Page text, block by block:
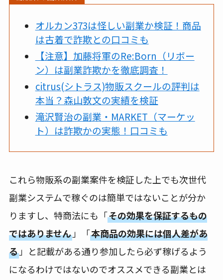
オルカン373は怪しい副業か検証！商品
は古着で詐欺との口コミも
【注意】加藤将軍のRe:Born（リボー
ン）は副業詐欺かを徹底調査！
citrus(シトラス)物販スクールの評判は
本当？森山敦文の実績を検証
滝沢賢治の副業・MARKET（マーケッ
ト）は詐欺かの実態！口コミも
これら物販系の副業案件を検証した上でも次世代
副業システムで稼ぐのは簡単ではないことが分か
りますし、特商法にも「その効果を保証するもの
ではありません」「本商品の効果には個人差があ
る」と記載がある通り参加したら必ず稼げるよう
になるわけではないのでオススメできる副業とは